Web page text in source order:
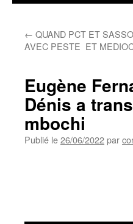
← QUAND PCT ET
AVEC PESTE ET
Eugène
Dénis a
mbochi
Publié le26/06/2022par